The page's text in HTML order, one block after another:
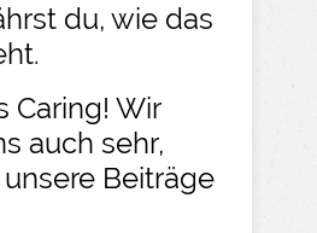
du, wie das
Caring! Wir
auch sehr,
Beiträge